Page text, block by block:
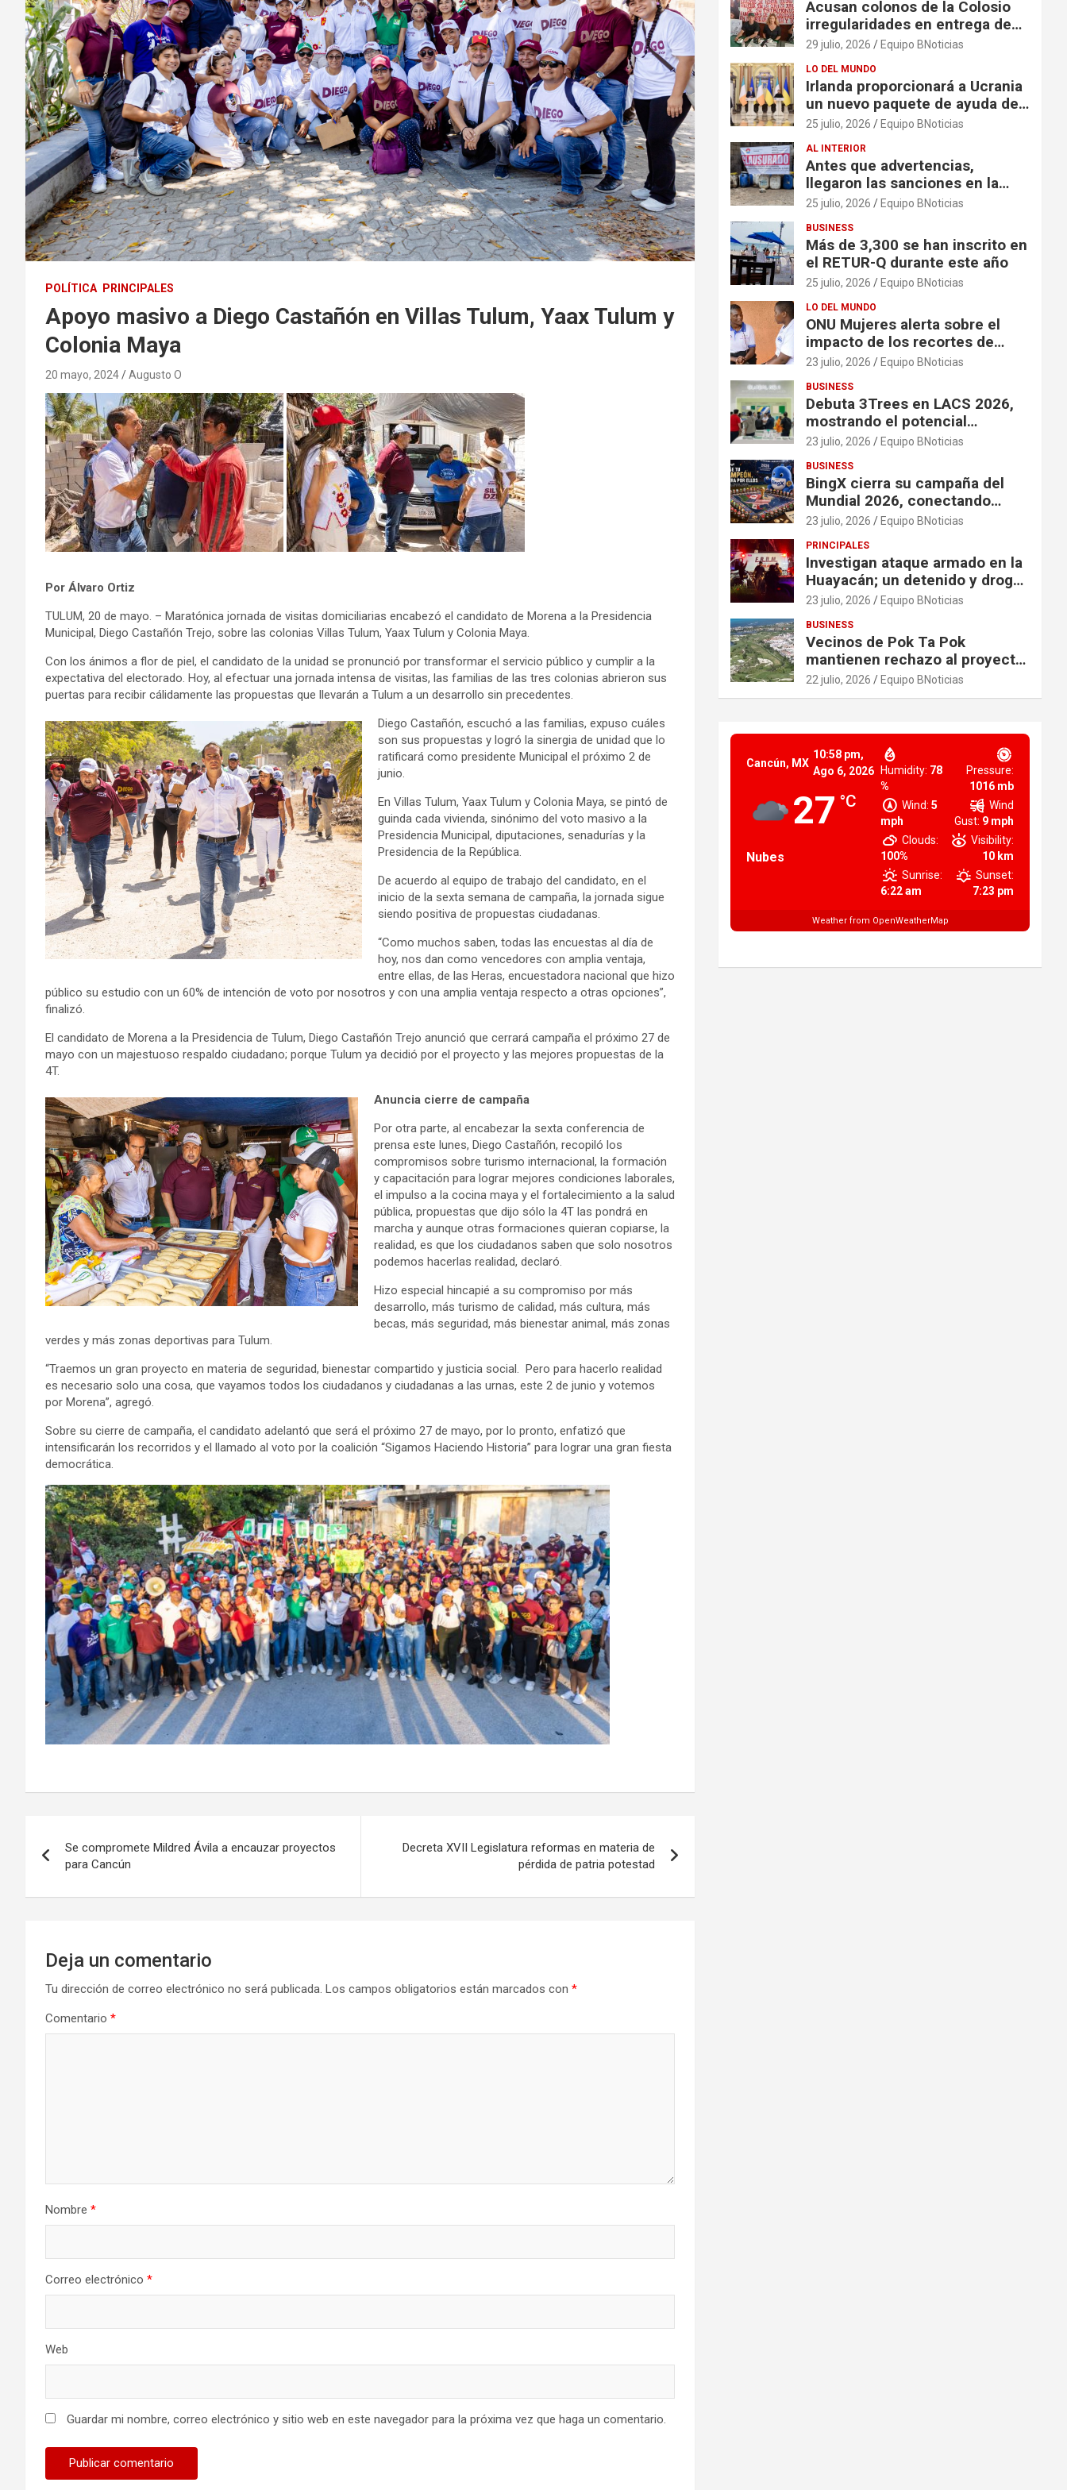
POLÍTICA PRINCIPALES
Apoyo masivo a Diego Castañón en Villas Tulum, Yaax Tulum y
Colonia Maya
20 mayo, 2024 Augusto O
Por Álvaro Ortiz
TULUM, 20 de mayo. – Maratónica jornada de visitas domiciliarias encabezó el candidato de Morena a la Presidencia
Municipal, Diego Castañón Trejo, sobre las colonias Villas Tulum, Yaax Tulum y Colonia Maya.
Con los ánimos a flor de piel, el candidato de la unidad se pronunció por transformar el servicio público y cumplir a la
expectativa del electorado. Hoy, al efectuar una jornada intensa de visitas, las familias de las tres colonias abrieron sus
puertas para recibir cálidamente las propuestas que llevarán a Tulum a un desarrollo sin precedentes.
Diego Castañón, escuchó a las familias, expuso cuáles
son sus propuestas y logró la sinergia de unidad que lo
ratificará como presidente Municipal el próximo 2 de
junio.
En Villas Tulum, Yaax Tulum y Colonia Maya, se pintó de
guinda cada vivienda, sinónimo del voto masivo a la
Presidencia Municipal, diputaciones, senadurías y la
Presidencia de la República.
De acuerdo al equipo de trabajo del candidato, en el
inicio de la sexta semana de campaña, la jornada sigue
siendo positiva de propuestas ciudadanas.
“Como muchos saben, todas las encuestas al día de
hoy, nos dan como vencedores con amplia ventaja,
entre ellas, de las Heras, encuestadora nacional que hizo
público su estudio con un 60% de intención de voto por nosotros y con una amplia ventaja respecto a otras opciones”,
finalizó.
El candidato de Morena a la Presidencia de Tulum, Diego Castañón Trejo anunció que cerrará campaña el próximo 27 de
mayo con un majestuoso respaldo ciudadano; porque Tulum ya decidió por el proyecto y las mejores propuestas de la
4T.
Anuncia cierre de campaña
Por otra parte, al encabezar la sexta conferencia de
prensa este lunes, Diego Castañón, recopiló los
compromisos sobre turismo internacional, la formación
y capacitación para lograr mejores condiciones laborales,
el impulso a la cocina maya y el fortalecimiento a la salud
pública, propuestas que dijo sólo la 4T las pondrá en
marcha y aunque otras formaciones quieran copiarse, la
realidad, es que los ciudadanos saben que solo nosotros
podemos hacerlas realidad, declaró.
Hizo especial hincapié a su compromiso por más
desarrollo, más turismo de calidad, más cultura, más
becas, más seguridad, más bienestar animal, más zonas
verdes y más zonas deportivas para Tulum.
“Traemos un gran proyecto en materia de seguridad, bienestar compartido y justicia social. Pero para hacerlo realidad
es necesario solo una cosa, que vayamos todos los ciudadanos y ciudadanas a las urnas, este 2 de junio y votemos
por Morena”, agregó.
Sobre su cierre de campaña, el candidato adelantó que será el próximo 27 de mayo, por lo pronto, enfatizó que
intensificarán los recorridos y el llamado al voto por la coalición “Sigamos Haciendo Historia” para lograr una gran fiesta
democrática.
de
entradas
Se compromete Mildred Ávila a encauzar proyectos
para Cancún
Decreta XVII Legislatura reformas en materia de
pérdida de patria potestad
Deja un comentario
Tu dirección de correo electrónico no será publicada. Los campos obligatorios están marcados con *
Comentario *
Nombre *
Correo electrónico *
Web
Guardar mi nombre, correo electrónico y sitio web en este navegador para la próxima vez que haga un comentario.
Acusan colonos de la Colosio
irregularidades en entrega de
escrituras
29 julio, 2026 Equipo BNoticias
LO DEL MUNDO
Irlanda proporcionará a Ucrania
un nuevo paquete de ayuda de
125 millones de euros
25 julio, 2026 Equipo BNoticias
AL INTERIOR
Antes que advertencias,
llegaron las sanciones en la
colonia El Milagro
25 julio, 2026 Equipo BNoticias
BUSINESS
Más de 3,300 se han inscrito en
el RETUR-Q durante este año
25 julio, 2026 Equipo BNoticias
LO DEL MUNDO
ONU Mujeres alerta sobre el
impacto de los recortes de
financiación en organizaciones
en contextos de crisis
23 julio, 2026 Equipo BNoticias
BUSINESS
Debuta 3Trees en LACS 2026,
mostrando el potencial
ecológico de China en América
23 julio, 2026 Equipo BNoticias
BUSINESS
BingX cierra su campaña del
Mundial 2026, conectando
comunidades a través de
23 julio, 2026 Equipo BNoticias
PRINCIPALES
Investigan ataque armado en la
Huayacán; un detenido y droga
asegurada tras persecución
23 julio, 2026 Equipo BNoticias
BUSINESS
Vecinos de Pok Ta Pok
mantienen rechazo al proyecto
Bosque Real
22 julio, 2026 Equipo BNoticias
Cancún, MX
10:58 pm,
Ago 6, 2026
27 °C
Nubes
Humidity: 78
%
Pressure:
1016 mb
Wind: 5
mph
Wind
Gust: 9 mph
Clouds:
100%
Visibility:
10 km
Sunrise:
6:22 am
Sunset:
7:23 pm
Weather from OpenWeatherMap